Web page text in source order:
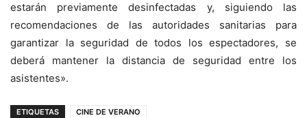
estarán previamente desinfectadas y, siguiendo las
recomendaciones de las autoridades sanitarias para
garantizar la seguridad de todos los espectadores, se
deberá mantener la distancia de seguridad entre los
asistentes».
ETIQUETAS CINE DE VERANO